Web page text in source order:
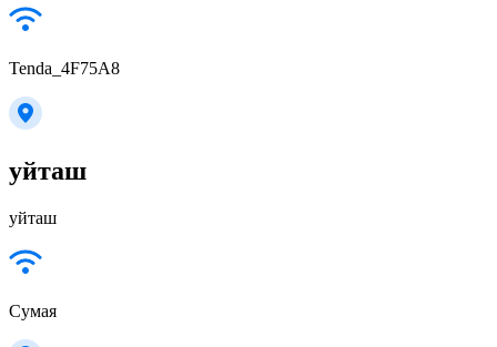
Tenda_4F75A8
уйташ
уйташ
Сумая